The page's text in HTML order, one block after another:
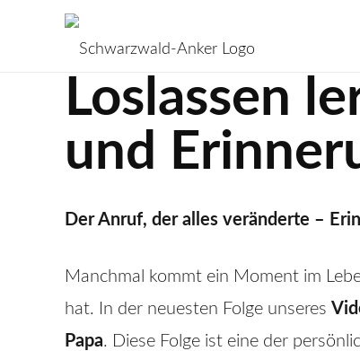
Loslassen
und
Der Anruf, der alles veränderte –
Manchmal kommt ein Moment im
hat. In der neuesten Folge unseres
Papa. Diese Folge ist eine der